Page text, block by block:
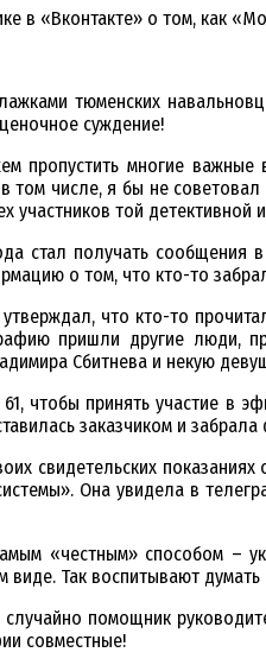
в «Вконтакте» о том, как
тюменских
суждение!
пропустить многие
том числе, я бы не
участников той детективной
стал получать
о том, что кто-то
что кто-то
пришли другие люди,
Сбитнева и некую
чтобы принять участие в
заказчиком и забрала
свидетельских
Она увидела в
«честным» способом –
виде. Так воспитывают
помощник
совместные!